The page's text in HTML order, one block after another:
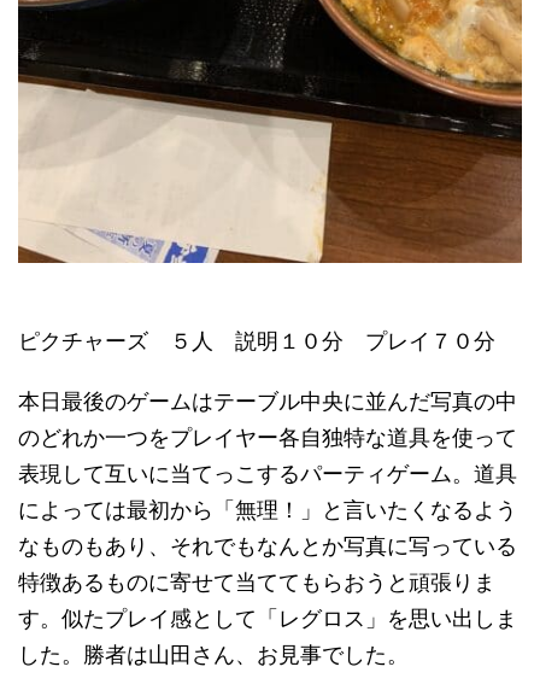
ピクチャーズ ５人 説明１０分 プレイ７０分
本日最後のゲームはテーブル中央に並んだ写真の中
のどれか一つをプレイヤー各自独特な道具を使って
表現して互いに当てっこするパーティゲーム。道具
によっては最初から「無理！」と言いたくなるよう
なものもあり、それでもなんとか写真に写っている
特徴あるものに寄せて当ててもらおうと頑張りま
す。似たプレイ感として「レグロス」を思い出しま
した。勝者は山田さん、お見事でした。